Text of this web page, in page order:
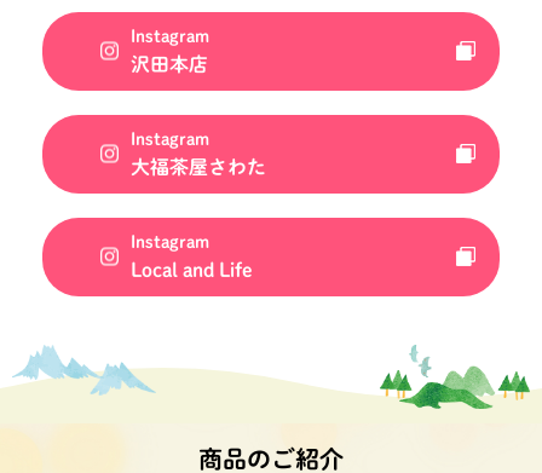
Instagram
沢田本店
Instagram
大福茶屋さわた
Instagram
Local and Life
商品のご紹介